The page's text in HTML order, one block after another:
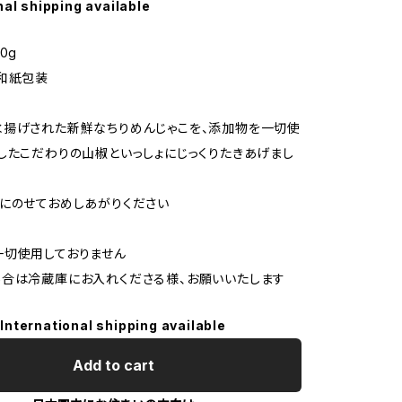
shipping available
紙包装
げされた新鮮なちりめんじゃこを、添加物を一切使
たこだわりの山椒といっしょにじっくりたきあげまし
のせておめしあがりください
使用しておりません
は冷蔵庫にお入れくださる様、お願いいたします
International shipping available
Add to cart